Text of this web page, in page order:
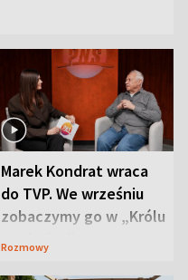
Marek Kondrat wraca
do TVP. We wrześniu
zobaczymy go w „Królu
Maciusiu I”
Rozmowy